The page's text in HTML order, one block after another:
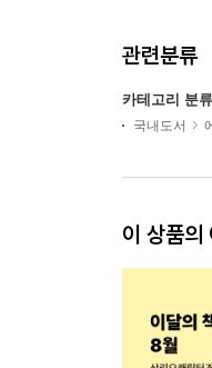
관련분류
카테고리 분류
국내도서
이 상품의